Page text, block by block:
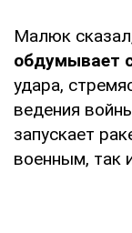
Малюк
обдумывает
удара,
ведения
запускает
военным, так